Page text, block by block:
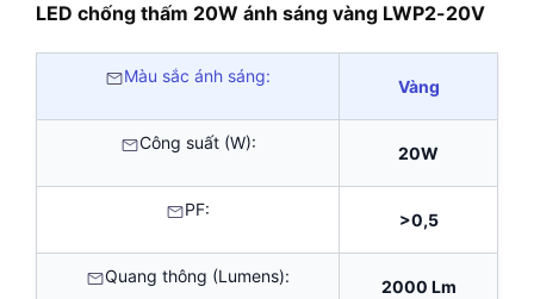
LED chống thấm 20W ánh sáng vàng LWP2-20V
Màu sắc ánh sáng:
Vàng
Công suất (W):
20W
PF:
>0,5
Quang thông (Lumens):
2000 Lm